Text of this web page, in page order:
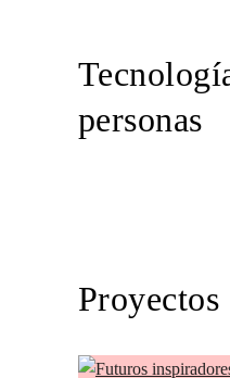
personas
Proyectos